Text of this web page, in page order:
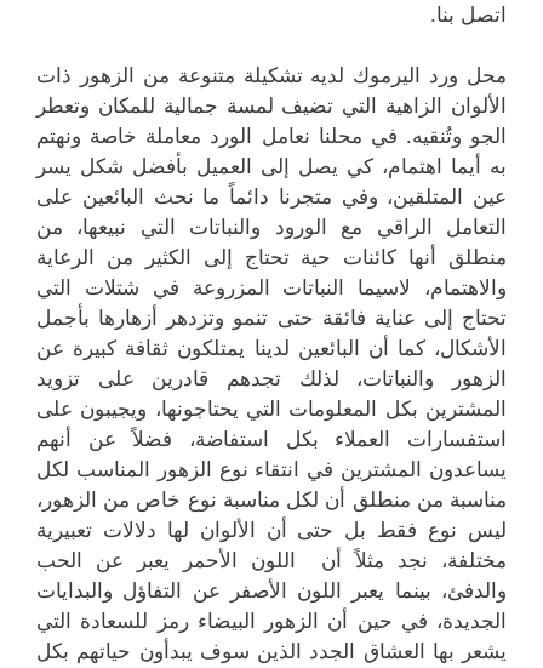
اتصل بنا.
محل ورد اليرموك لديه تشكيلة متنوعة من الزهور ذات
الألوان الزاهية التي تضيف لمسة جمالية للمكان وتعطر
الجو وتُنقيه. في محلنا نعامل الورد معاملة خاصة ونهتم
به أيما اهتمام، كي يصل إلى العميل بأفضل شكل يسر
عين المتلقين، وفي متجرنا دائماً ما نحث البائعين على
التعامل الراقي مع الورود والنباتات التي نبيعها، من
منطلق أنها كائنات حية تحتاج إلى الكثير من الرعاية
والاهتمام، لاسيما النباتات المزروعة في شتلات التي
تحتاج إلى عناية فائقة حتى تنمو وتزدهر أزهارها بأجمل
الأشكال، كما أن البائعين لدينا يمتلكون ثقافة كبيرة عن
الزهور والنباتات، لذلك تجدهم قادرين على تزويد
المشترين بكل المعلومات التي يحتاجونها، ويجيبون على
استفسارات العملاء بكل استفاضة، فضلاً عن أنهم
يساعدون المشترين في انتقاء نوع الزهور المناسب لكل
مناسبة من منطلق أن لكل مناسبة نوع خاص من الزهور،
ليس نوع فقط بل حتى أن الألوان لها دلالات تعبيرية
مختلفة، نجد مثلاً أن اللون الأحمر يعبر عن الحب
والدفئ، بينما يعبر اللون الأصفر عن التفاؤل والبدايات
الجديدة، في حين أن الزهور البيضاء رمز للسعادة التي
يشعر بها العشاق الجدد الذين سوف يبدأون حياتهم بكل